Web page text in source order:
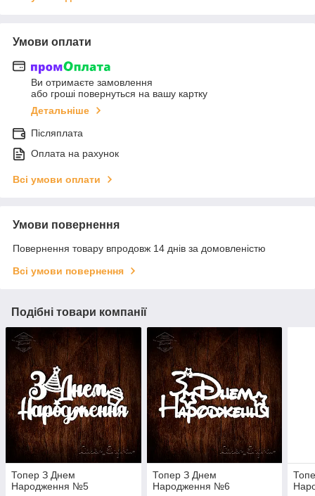
Умови оплати
Ви отримаєте замовлення
або гроші повернуться на вашу картку
Детальніше
Післяплата
Оплата на рахунок
Всі умови оплати
Умови повернення
Повернення товару впродовж 14 днів за домовленістю
Всі умови повернення
Подібні товари компанії
Топер З Днем
Народження №5
Топер З Днем
Народження №6